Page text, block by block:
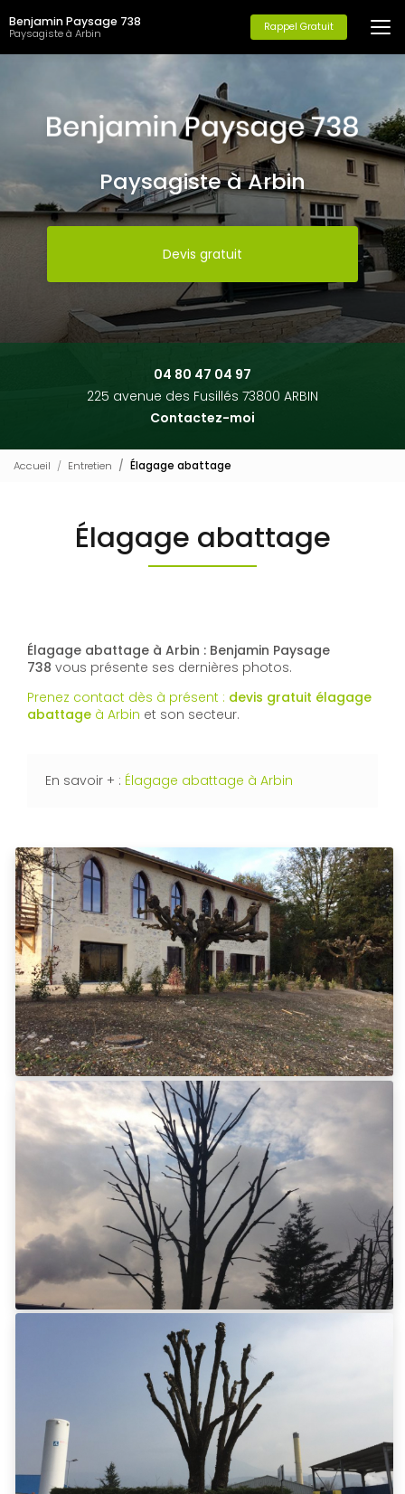
au
contenu
principal
Benjamin Paysage 738
Paysagiste à Arbin Rappel Gratuit
Paysagiste à Arbin
Devis gratuit
04 80 47 04 97
225 avenue des Fusillés 73800 ARBIN
Contactez-moi
Accueil Entretien Élagage abattage
Élagage abattage
Élagage abattage à Arbin : Benjamin Paysage
738 vous présente ses dernières photos.
Prenez contact dès à présent : devis gratuit élagage
abattage à Arbin et son secteur.
En savoir + : Élagage abattage à Arbin